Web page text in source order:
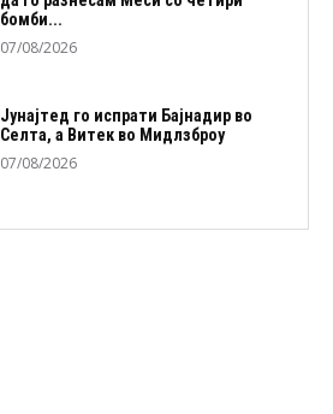
бомби...
07/08/2026
Јунајтед го испрати Бајнадир во
Селта, а Витек во Мидлзброу
07/08/2026